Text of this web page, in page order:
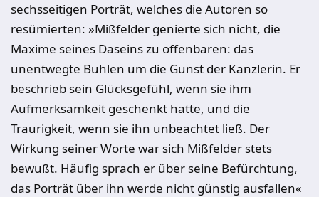
sechsseitigen Porträt, welches die Autoren so
resümierten: »Mißfelder genierte sich nicht, die
Maxime seines Daseins zu offenbaren: das
unentwegte Buhlen um die Gunst der Kanzlerin. Er
beschrieb sein Glücksgefühl, wenn sie ihm
Aufmerksamkeit geschenkt hatte, und die
Traurigkeit, wenn sie ihn unbeachtet ließ. Der
Wirkung seiner Worte war sich Mißfelder stets
bewußt. Häufig sprach er über seine Befürchtung,
das Porträt über ihn werde nicht günstig ausfallen«